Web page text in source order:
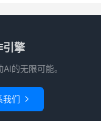
引擎
的无限可能。
我们 